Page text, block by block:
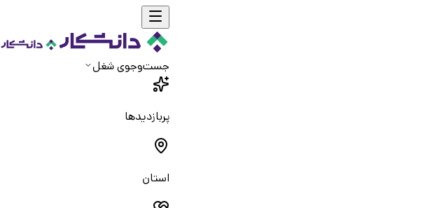
جست‌و‌جوی شغل
پربازدیدها
استان